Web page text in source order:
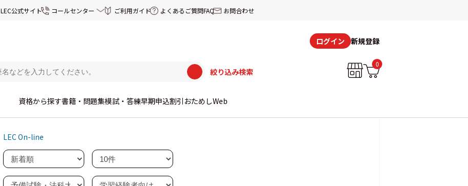
LEC公式サイト コールセンター ご利用ガイド よくあるご質問FAQ お問合わせ
ログイン 新規登録
絞り込み検索
0
資格から探す書籍・問題集模試・答練早期申込割引 おためしWeb
LEC On-line